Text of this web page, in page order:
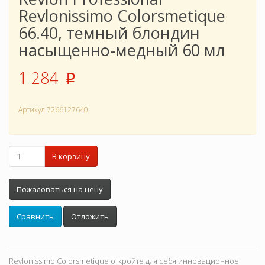
Revlonissimo Colorsmetique
66.40, темный блондин
насыщенно-медный 60 мл
1 284 p
Артикул 7266127640
В корзину
Пожаловаться на цену
Сравнить Отложить
Revlonissimo Colorsmetique откройте для себя инновационное